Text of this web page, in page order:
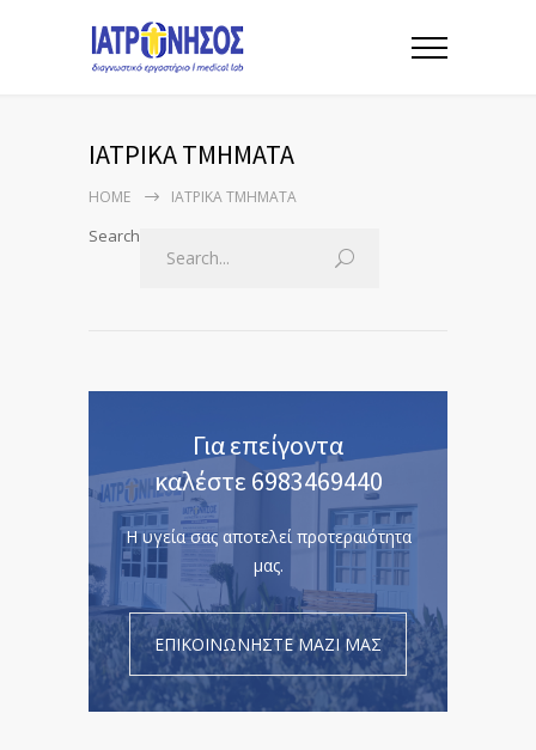
ΙΑΤΡΙΚΑ ΤΜΗΜΑΤΑ
HOME ΙΑΤΡΙΚΑ ΤΜΗΜΑΤΑ
Search
Για επείγοντα
καλέστε 6983469440
Η υγεία σας αποτελεί προτεραιότητα
μας.
ΕΠΙΚΟΙΝΩΝΗΣΤΕ ΜΑΖΙ ΜΑΣ